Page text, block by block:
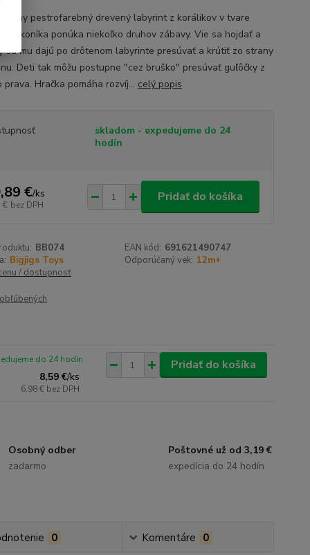
krásny pestrofarebný drevený labyrint z korálikov v tvare
koníka ponúka niekoľko druhov zábavy. Vie sa hojdať a
sa mu dajú po drôtenom labyrinte presúvať a krútiť zo strany
Deti tak môžu postupne "cez bruško" presúvať guľôčky z
prava. Hračka pomáha rozvíj... celý popis
skladom - expedujeme do 24
hodín
€/ks
€ bez DPH
Pridať do košíka
BB074 EAN kód: 691621490747
Bigjigs Toys Odporúčaný vek: 12m+
/ dostupnosť
8,59 €/ks
6,98 € bez DPH
do 24 hodín Pridať do košíka
Osobný odber
zadarmo
Poštovné už od 3,19 €
expedícia do 24 hodín
0 Komentáre 0